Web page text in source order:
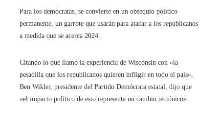
Para los demócratas, se convierte en un obsequio político
permanente, un garrote que usarán para atacar a los republicanos
a medida que se acerca 2024.
Citando lo que llamó la experiencia de Wisconsin con «la
pesadilla que los republicanos quieren infligir en todo el país»,
Ben Wikler, presidente del Partido Demócrata estatal, dijo que
«el impacto político de esto representa un cambio tectónico».